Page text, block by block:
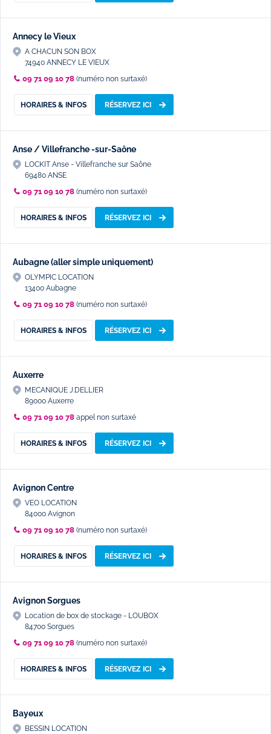
Annecy le Vieux
A CHACUN SON BOX
74940 ANNECY LE VIEUX
09 71 09 10 78 (numéro non surtaxé)
HORAIRES & INFOS RÉSERVEZ ICI
Anse / Villefranche -sur-Saône
LOCKIT Anse - Villefranche sur Saône
69480 ANSE
09 71 09 10 78 (numéro non surtaxé)
HORAIRES & INFOS RÉSERVEZ ICI
Aubagne (aller simple uniquement)
OLYMPIC LOCATION
13400 Aubagne
09 71 09 10 78 (numéro non surtaxé)
HORAIRES & INFOS RÉSERVEZ ICI
Auxerre
MECANIQUE J.DELLIER
89000 Auxerre
09 71 09 10 78 appel non surtaxé
HORAIRES & INFOS RÉSERVEZ ICI
Avignon Centre
VEO LOCATION
84000 Avignon
09 71 09 10 78 (numéro non surtaxé)
HORAIRES & INFOS RÉSERVEZ ICI
Avignon Sorgues
Location de box de stockage - LOUBOX
84700 Sorgues
09 71 09 10 78 (numéro non surtaxé)
HORAIRES & INFOS RÉSERVEZ ICI
Bayeux
BESSIN LOCATION